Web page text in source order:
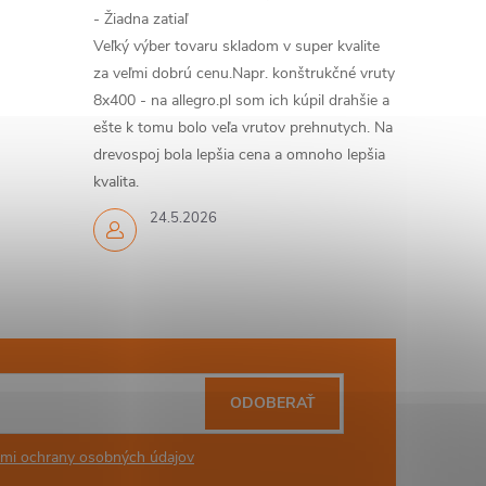
24.5.2026
- Žiadna zatiaľ
Veľký výber tovaru skladom v super kvalite
za veľmi dobrú cenu.Napr. konštrukčné vruty
8x400 - na allegro.pl som ich kúpil drahšie a
ešte k tomu bolo veľa vrutov prehnutych. Na
drevospoj bola lepšia cena a omnoho lepšia
kvalita.
ochrany osobných údajov
ODOBERAŤ